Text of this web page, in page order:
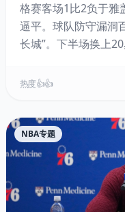
格赛客场1比2负于雅
逼平。球队防守漏洞
长城”。下半场换上
热度 👍👍
NBA专题